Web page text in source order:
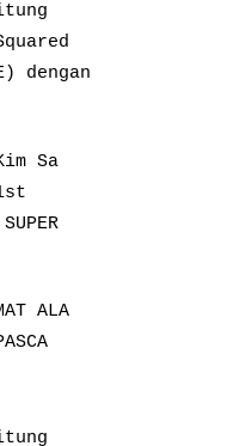
dengan
Sa
ALA